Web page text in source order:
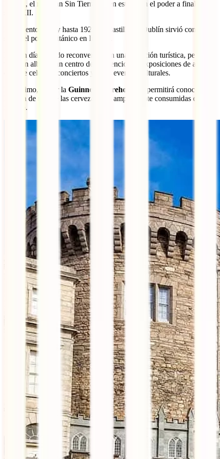
Irlanda, el rey Juan Sin Tierra, quien estuvo en el poder a finales del
siglo XII.
Desde entonces, y hasta 1922, el Castillo de Dublín sirvió como
sede del poder británico en Irlanda.
Hoy en día, ha sido reconvertido en una atracción turística, pero
también alberga un centro de convenciones, exposiciones de arte y
en él se celebran conciertos y otros eventos culturales.
Por último, visitar la Guinness Storehouse
te permitirá conocer la
historia de una de las cervezas más ampliamente consumidas en el
mundo.